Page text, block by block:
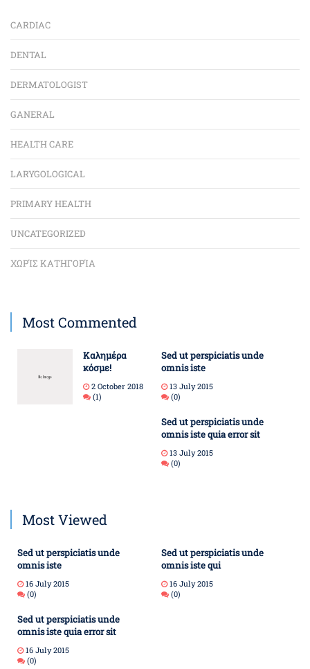
CARDIAC
DENTAL
DERMATOLOGIST
GANERAL
HEALTH CARE
LARYGOLOGICAL
PRIMARY HEALTH
UNCATEGORIZED
ΧΩΡΊΣ ΚΑΤΗΓΟΡΊΑ
Most Commented
Καλημέρα
κόσμε!
2 October 2018
(1)
Sed ut perspiciatis unde
omnis iste
13 July 2015
(0)
Sed ut perspiciatis unde
omnis iste quia error sit
13 July 2015
(0)
Most Viewed
Sed ut perspiciatis unde
omnis iste
16 July 2015
(0)
Sed ut perspiciatis unde
omnis iste qui
16 July 2015
(0)
Sed ut perspiciatis unde
omnis iste quia error sit
16 July 2015
(0)